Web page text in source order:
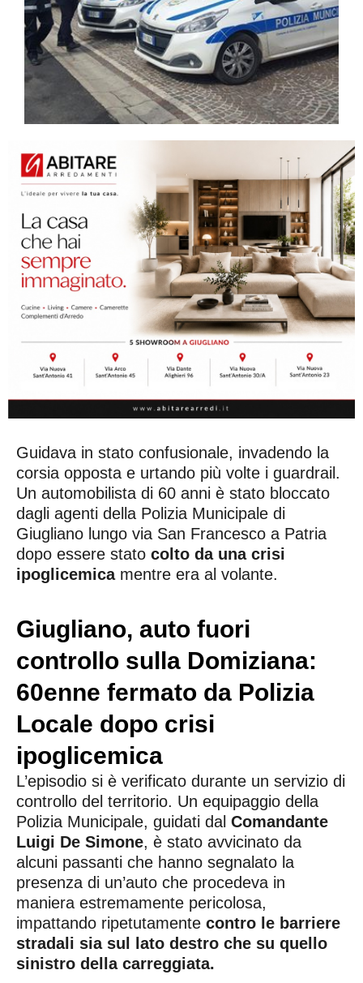
Guidava in stato confusionale, invadendo la
corsia opposta e urtando più volte i guardrail.
Un automobilista di 60 anni è stato bloccato
dagli agenti della Polizia Municipale di
Giugliano lungo via San Francesco a Patria
dopo essere stato colto da una crisi
ipoglicemicamentre era al volante.
Giugliano, auto fuori
controllo sulla Domiziana:
60enne fermato da Polizia
Locale dopo crisi
ipoglicemica
L’episodio si è verificato durante un servizio di
controllo del territorio. Un equipaggio della
Polizia Municipale, guidati dal Comandante
Luigi De Simone, è stato avvicinato da
alcuni passanti che hanno segnalato la
presenza di un’auto che procedeva in
maniera estremamente pericolosa,
impattando ripetutamente contro le barriere
stradali sia sul lato destro che su quello
sinistro della carreggiata.